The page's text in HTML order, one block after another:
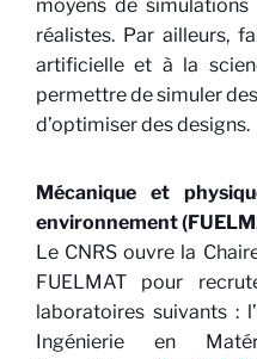
moyens de
réalistes. Par ailleurs,
artificielle et à la
permettre de simuler
d’optimiser des designs.
Mécanique et
environnement
Le CNRS ouvre la
FUELMAT pour
laboratoires suivants :
Ingénierie en